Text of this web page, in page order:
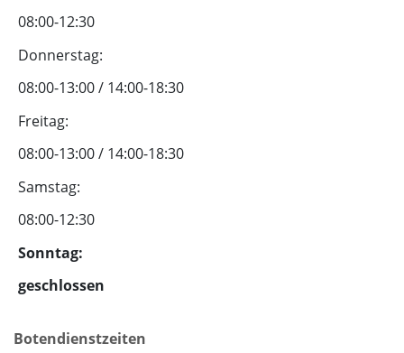
08:00-12:30
Donnerstag:
08:00-13:00 / 14:00-18:30
Freitag:
08:00-13:00 / 14:00-18:30
Samstag:
08:00-12:30
Sonntag:
geschlossen
Botendienstzeiten